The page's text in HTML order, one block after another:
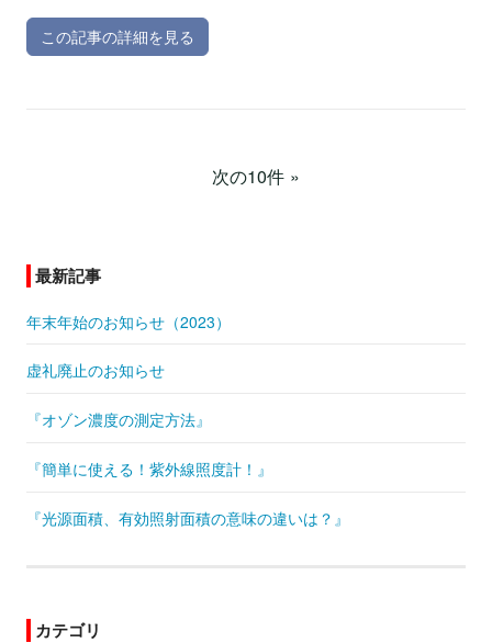
この記事の詳細を見る
次の10件
最新記事
年末年始のお知らせ（2023）
虚礼廃止のお知らせ
『オゾン濃度の測定方法』
『簡単に使える！紫外線照度計！』
『光源面積、有効照射面積の意味の違いは？』
カテゴリ